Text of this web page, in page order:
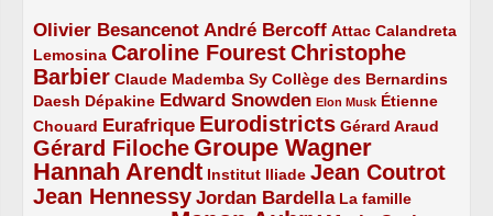
Olivier Besancenot
3/5 André Bercoff
3/5 Attac
2/5
Calandreta
Lemosina
2/5 Caroline Fourest
4/5
Christophe
Barbier
4/5 Claude Mademba Sy
2/5 Collège des Bernardins
2/5
Daesh
2/5 Dépakine
2/5 Edward Snowden
3/5 Elon Musk
1/5
Étienne
Chouard
2/5 Eurafrique
3/5 Eurodistricts
4/5 Gérard Araud
2/5
Gérard Filoche
4/5 Groupe Wagner
5/5
Hannah Arendt
5/5 Institut Iliade
2/5 Jean Coutrot
4/5
Jean Hennessy
4/5 Jordan Bardella
3/5
La famille